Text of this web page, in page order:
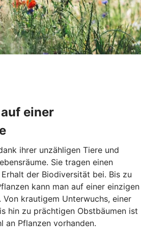
einer
ihrer unzähligen Tiere und
Sie tragen einen
der Biodiversität bei. Bis zu
kann man auf einer einzigen
krautigem Unterwuchs, einer
hin zu prächtigen Obstbäumen ist
an Pflanzen vorhanden.